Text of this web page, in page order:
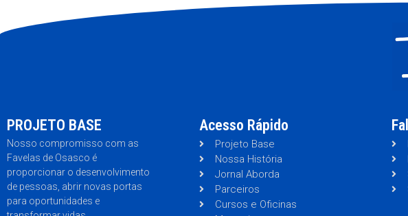
PROJETO BASE
Nosso compromisso com as
Favelas de Osasco é
proporcionar o desenvolvimento
de pessoas, abrir novas portas
para oportunidades e
Acesso Rápido
Projeto Base
Nossa História
Jornal Aborda
Parceiros
Cursos e Oficinas